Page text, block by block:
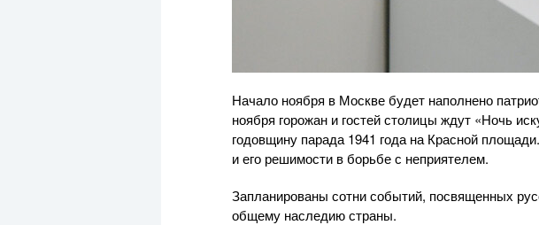
Начало ноября в Москве будет наполнено
ноября горожан и гостей столицы ждут «Ночь
годовщину парада 1941 года на Красной
и его решимости в борьбе с неприятелем.
Запланированы сотни событий, посвященных
общему наследию страны.